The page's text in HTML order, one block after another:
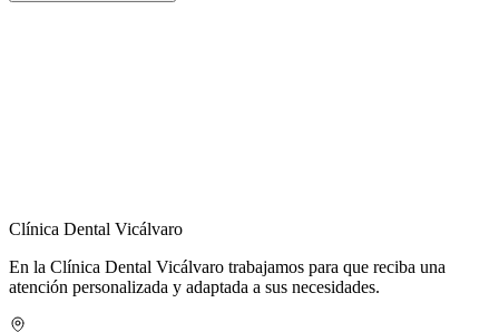
Clínica Dental Vicálvaro
En la Clínica Dental Vicálvaro trabajamos para que reciba una
atención personalizada y adaptada a sus necesidades.